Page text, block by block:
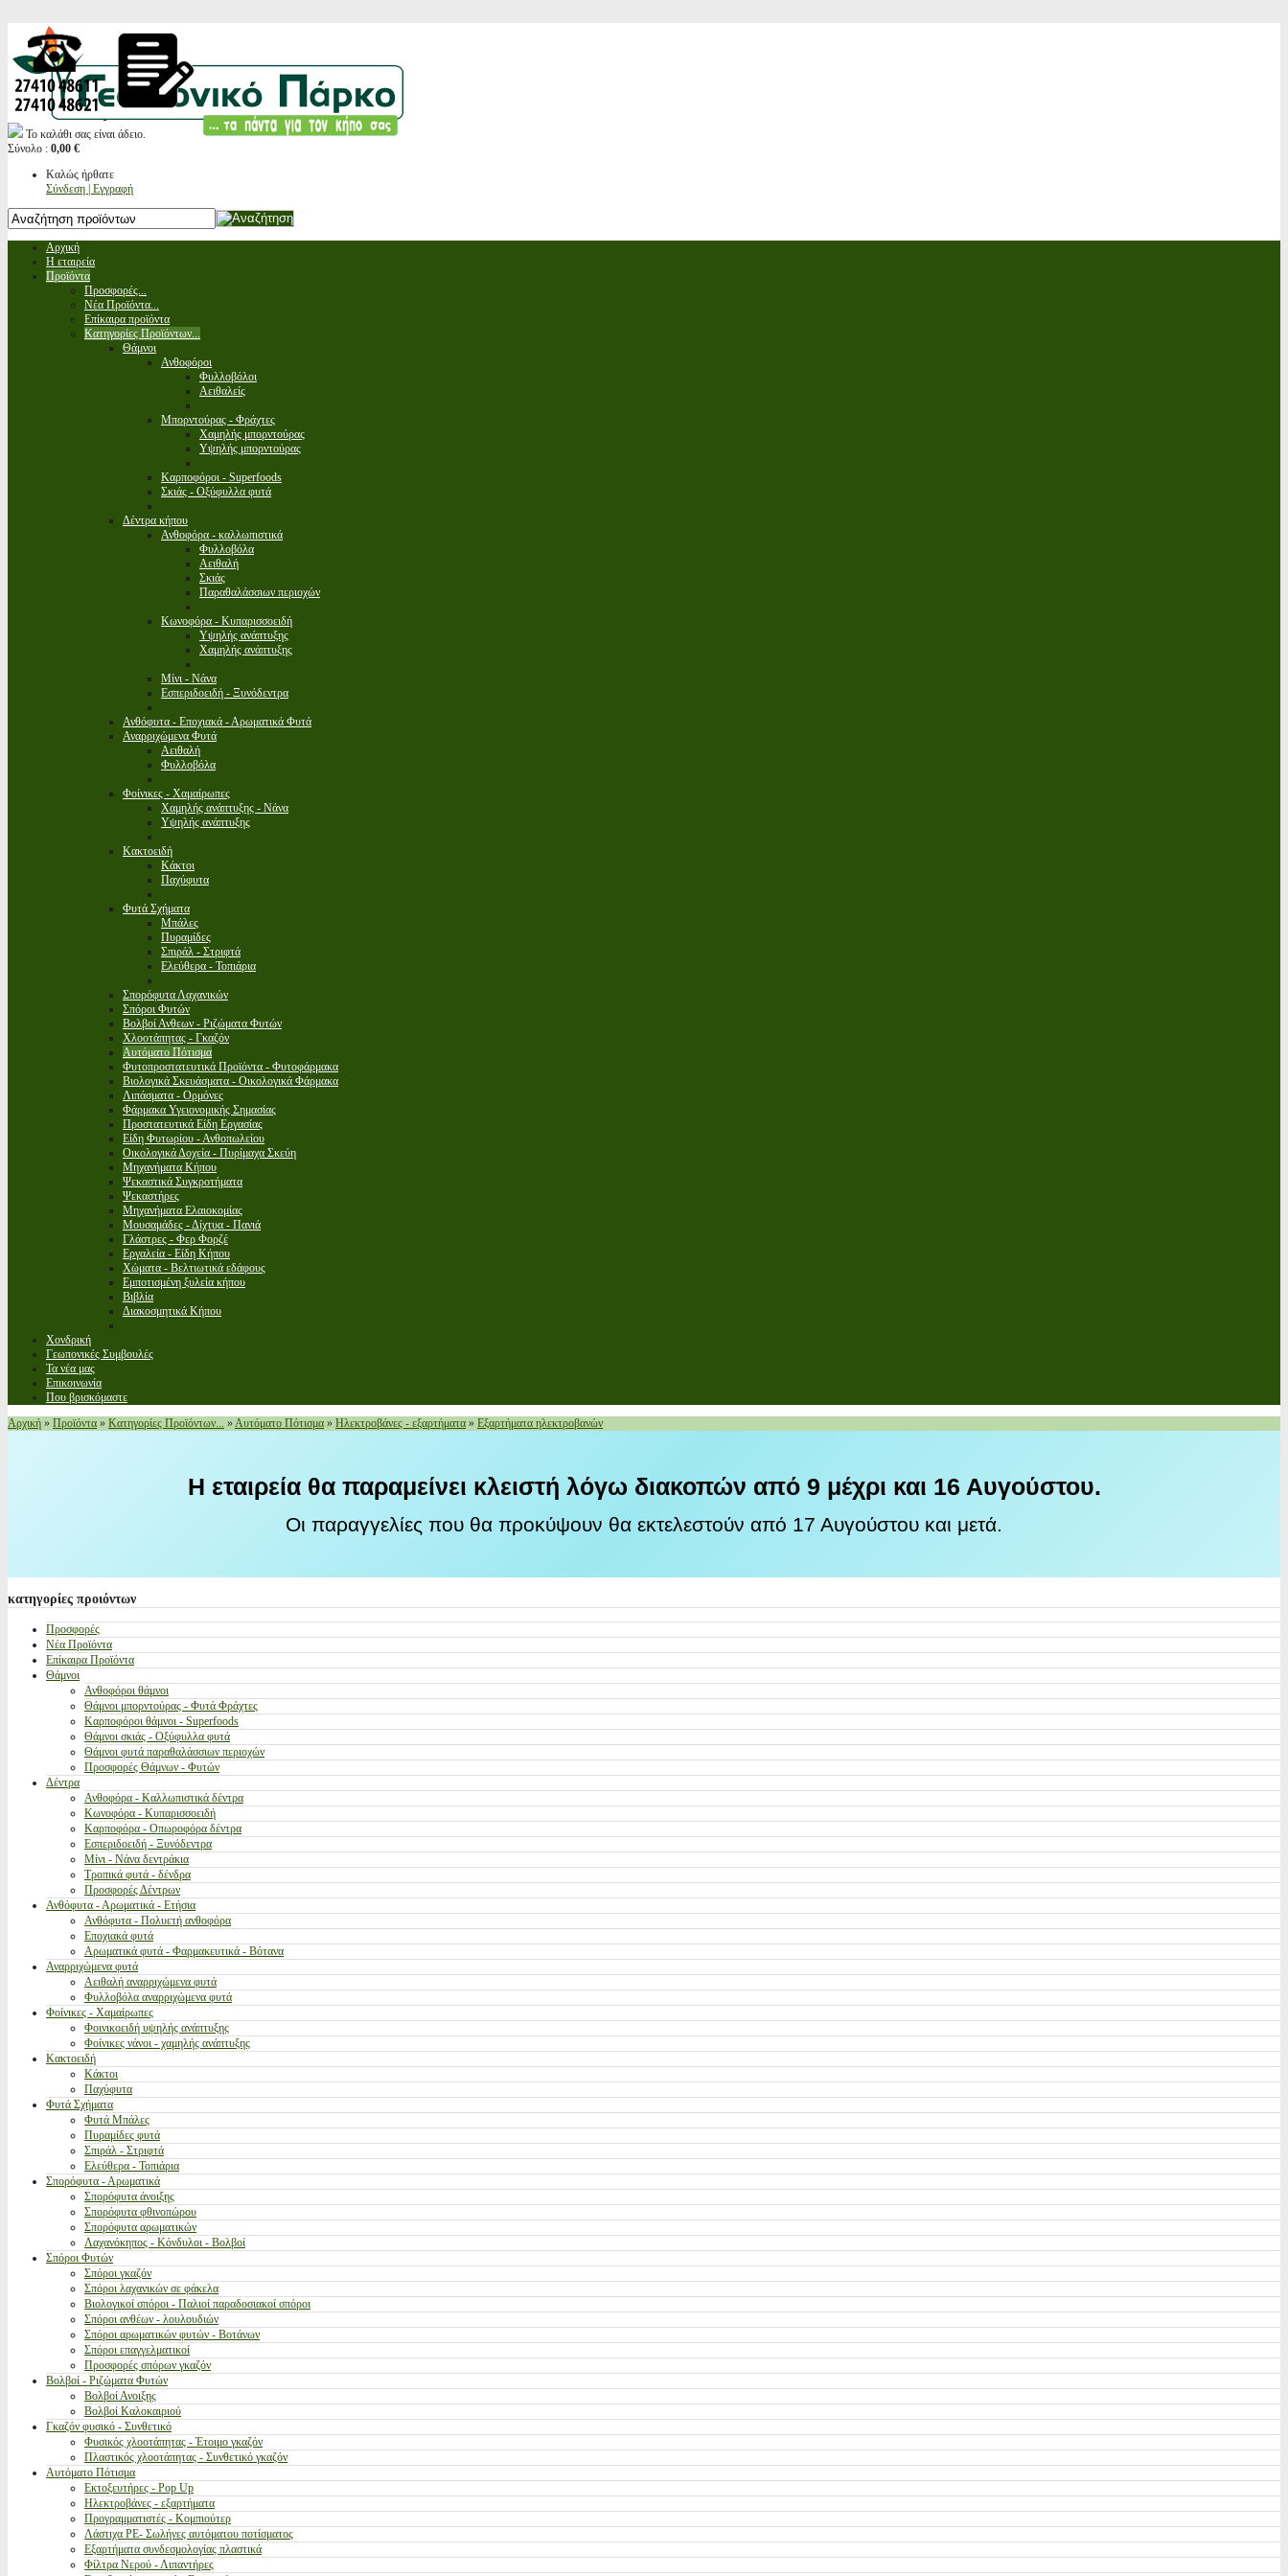
Το καλάθι σας είναι άδειο.
Σύνολο : 0,00 €
Καλώς ήρθατε
Σύνδεση | Εγγραφή
Αρχική
Η εταιρεία
Προϊόντα
Προσφορές...
Νέα Προϊόντα...
Επίκαιρα προϊόντα
Κατηγορίες Προϊόντων...
Θάμνοι
Ανθοφόροι
Φυλλοβόλοι
Αειθαλείς
Μπορντούρας - Φράχτες
Χαμηλής μπορντούρας
Υψηλής μπορντούρας
Καρποφόροι - Superfoods
Σκιάς - Οξύφυλλα φυτά
Δέντρα κήπου
Ανθοφόρα - καλλωπιστικά
Φυλλοβόλα
Αειθαλή
Σκιάς
Παραθαλάσσιων περιοχών
Κωνοφόρα - Κυπαρισσοειδή
Υψηλής ανάπτυξης
Χαμηλής ανάπτυξης
Μίνι - Νάνα
Εσπεριδοειδή - Ξυνόδεντρα
Ανθόφυτα - Εποχιακά - Αρωματικά Φυτά
Αναρριχώμενα Φυτά
Αειθαλή
Φυλλοβόλα
Φοίνικες - Χαμαίρωπες
Χαμηλής ανάπτυξης - Νάνα
Υψηλής ανάπτυξης
Κακτοειδή
Κάκτοι
Παχύφυτα
Φυτά Σχήματα
Μπάλες
Πυραμίδες
Σπιράλ - Στριφτά
Ελεύθερα - Τοπιάρια
Σπορόφυτα Λαχανικών
Σπόροι Φυτών
Βολβοί Ανθεων - Ριζώματα Φυτών
Χλοοτάπητας - Γκαζόν
Αυτόματο Πότισμα
Φυτοπροστατευτικά Προϊόντα - Φυτοφάρμακα
Βιολογικά Σκευάσματα - Οικολογικά Φάρμακα
Λιπάσματα - Ορμόνες
Φάρμακα Υγειονομικής Σημασίας
Προστατευτικά Είδη Εργασίας
Είδη Φυτωρίου - Ανθοπωλείου
Οικολογικά Δοχεία - Πυρίμαχα Σκεύη
Μηχανήματα Κήπου
Ψεκαστικά Συγκροτήματα
Ψεκαστήρες
Μηχανήματα Ελαιοκομίας
Μουσαμάδες - Δίχτυα - Πανιά
Γλάστρες - Φερ Φορζέ
Εργαλεία - Είδη Κήπου
Χώματα - Βελτιωτικά εδάφους
Εμποτισμένη ξυλεία κήπου
Βιβλία
Διακοσμητικά Κήπου
Χονδρική
Γεωπονικές Συμβουλές
Τα νέα μας
Επικοινωνία
Που βρισκόμαστε
Αρχική » Προϊόντα » Κατηγορίες Προϊόντων... »Αυτόματο Πότισμα » Ηλεκτροβάνες - εξαρτήματα » Εξαρτήματα ηλεκτροβανών
Η εταιρεία θα παραμείνει κλειστή λόγω διακοπών από 9 μέχρι και 16 Αυγούστου.
Οι παραγγελίες που θα προκύψουν θα εκτελεστούν από 17 Αυγούστου και μετά.
κατηγορίες προιόντων
Προσφορές
Νέα Προϊόντα
Επίκαιρα Προϊόντα
Θάμνοι
Ανθοφόροι θάμνοι
Θάμνοι μπορντούρας - Φυτά Φράχτες
Καρποφόροι θάμνοι - Superfoods
Θάμνοι σκιάς - Οξύφυλλα φυτά
Θάμνοι φυτά παραθαλάσσιων περιοχών
Προσφορές Θάμνων - Φυτών
Δέντρα
Ανθοφόρα - Καλλωπιστικά δέντρα
Κωνοφόρα - Κυπαρισσοειδή
Καρποφόρα - Οπωροφόρα δέντρα
Εσπεριδοειδή - Ξυνόδεντρα
Μίνι - Νάνα δεντράκια
Τροπικά φυτά - δένδρα
Προσφορές Δέντρων
Ανθόφυτα - Αρωματικά - Ετήσια
Ανθόφυτα - Πολυετή ανθοφόρα
Εποχιακά φυτά
Αρωματικά φυτά - Φαρμακευτικά - Βότανα
Αναρριχώμενα φυτά
Αειθαλή αναρριχώμενα φυτά
Φυλλοβόλα αναρριχώμενα φυτά
Φοίνικες - Χαμαίρωπες
Φοινικοειδή υψηλής ανάπτυξης
Φοίνικες νάνοι - χαμηλής ανάπτυξης
Κακτοειδή
Κάκτοι
Παχύφυτα
Φυτά Σχήματα
Φυτά Μπάλες
Πυραμίδες φυτά
Σπιράλ - Στριφτά
Ελεύθερα - Τοπιάρια
Σπορόφυτα - Αρωματικά
Σπορόφυτα άνοιξης
Σπορόφυτα φθινοπώρου
Σπορόφυτα αρωματικών
Λαχανόκηπος - Κόνδυλοι - Βολβοί
Σπόροι Φυτών
Σπόροι γκαζόν
Σπόροι λαχανικών σε φάκελα
Βιολογικοί σπόροι - Παλιοί παραδοσιακοί σπόροι
Σπόροι ανθέων - λουλουδιών
Σπόροι αρωματικών φυτών - Βοτάνων
Σπόροι επαγγελματικοί
Προσφορές σπόρων γκαζόν
Βολβοί - Ριζώματα Φυτών
Βολβοί Ανοιξης
Βολβοί Καλοκαιριού
Γκαζόν φυσικό - Συνθετικό
Φυσικός χλοοτάπητας - Έτοιμο γκαζόν
Πλαστικός χλοοτάπητας - Συνθετικό γκαζόν
Αυτόματο Πότισμα
Εκτοξευτήρες - Pop Up
Ηλεκτροβάνες - εξαρτήματα
Προγραμματιστές - Κομπιούτερ
Λάστιχα PE- Σωλήνες αυτόματου ποτίσματος
Εξαρτήματα συνδεσμολογίας πλαστικά
Φίλτρα Νερού - Λιπαντήρες